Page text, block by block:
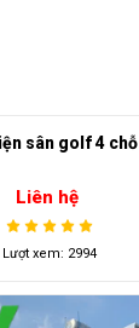
sân golf 4 chỗ
Liên hệ
Lượt xem: 2994